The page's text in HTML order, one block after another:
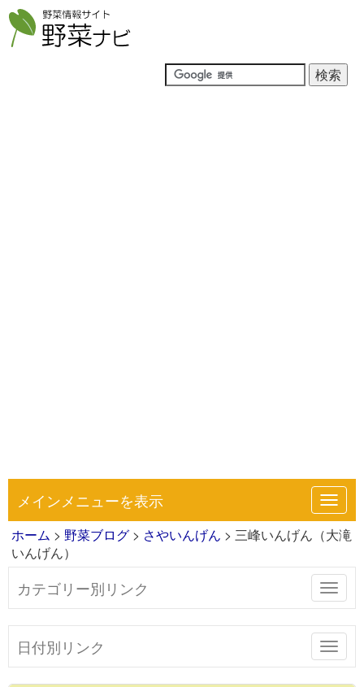
メインメニューを表示
ホーム > 野菜ブログ > さやいんげん > 三峰いんげん（大滝
いんげん）
カテゴリー別リンク
日付別リンク